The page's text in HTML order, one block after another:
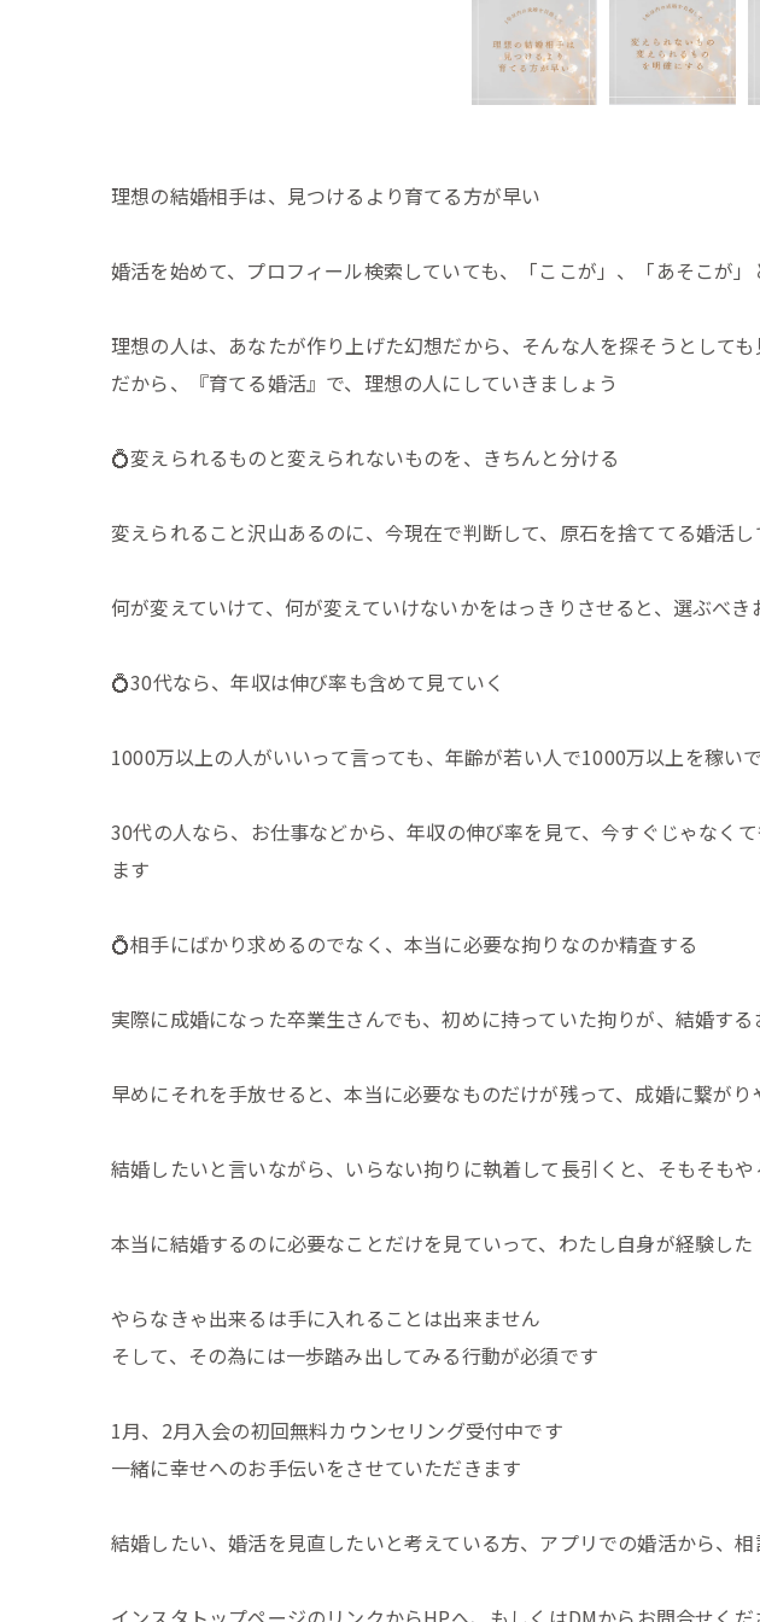
理想の結婚相手は、見つけるより育てる方が早い
婚活を始めて、プロフィール検索していても、「ここが」、「あそこが
理想の人は、あなたが作り上げた幻想だから、そんな人を探そうとして
だから、『育てる婚活』で、理想の人にしていきましょう
💍変えられるものと変えられないものを、きちんと分ける
変えられること沢山あるのに、今現在で判断して、原石を捨ててる婚活し
何が変えていけて、何が変えていけないかをはっきりさせると、選ぶべき
💍30代なら、年収は伸び率も含めて見ていく
1000万以上の人がいいって言っても、年齢が若い人で1000万以上を稼い
30代の人なら、お仕事などから、年収の伸び率を見て、今すぐじゃなく
ます
💍相手にばかり求めるのでなく、本当に必要な拘りなのか精査する
実際に成婚になった卒業生さんでも、初めに持っていた拘りが、結婚す
早めにそれを手放せると、本当に必要なものだけが残って、成婚に繋が
結婚したいと言いながら、いらない拘りに執着して長引くと、そもそも
本当に結婚するのに必要なことだけを見ていって、わたし自身が経験し
やらなきゃ出来るは手に入れることは出来ません
そして、その為には一歩踏み出してみる行動が必須です
1月、2月入会の初回無料カウンセリング受付中です
一緒に幸せへのお手伝いをさせていただきます
結婚したい、婚活を見直したいと考えている方、アプリでの婚活から、